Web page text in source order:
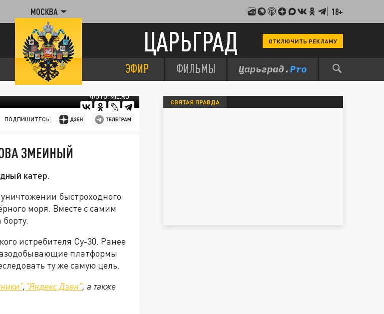
МОСКВА 18+
ЦАРЬГРАД ОТКЛЮЧИТЬ РЕКЛАМУ
ЭФИР ФИЛЬМЫ
ФОТО: MIL.RU
ПОДПИШИТЕСЬ:
ЗМЕИНЫЙ
катер.
быстроходного
моря. Вместе с самим
истребителя Су-30. Ранее
платформы
ту же самую цель.
,"Яндекс Дзен", а также
СВЯТАЯ ПРАВДА